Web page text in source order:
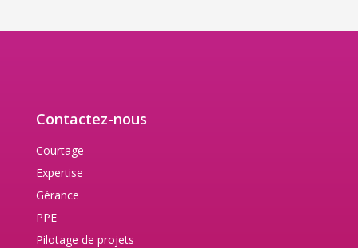
Contactez-nous
Courtage
Expertise
Gérance
PPE
Pilotage de projets